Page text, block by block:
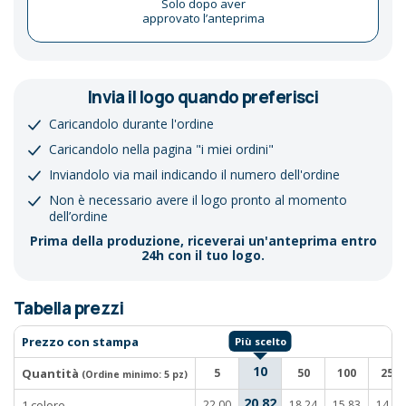
Solo dopo aver
approvato l’anteprima
Invia il logo quando preferisci
Caricandolo durante l'ordine
Caricandolo nella pagina "i miei ordini"
Inviandolo via mail indicando il numero dell'ordine
Non è necessario avere il logo pronto al momento
dell’ordine
Prima della produzione, riceverai un'anteprima entro
24h con il tuo logo.
Tabella prezzi
Prezzo con stampa
Quantità (Ordine minimo: 5 pz) 5 10 50 100 250